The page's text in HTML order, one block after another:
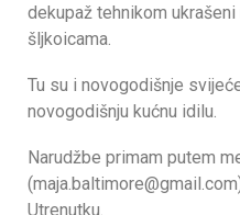
dekupaž tehnikom
šljkoicama.
Tu su i novogodišnje
novogodišnju kućnu idilu.
Narudžbe primam putem
Utrenutku.